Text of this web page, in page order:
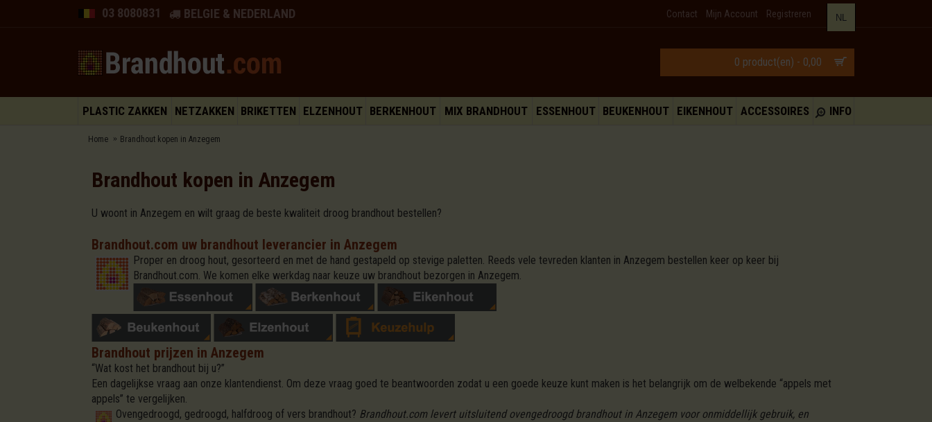
03 8080831 BELGIE & NEDERLAND NL
Contact Mijn Account Registreren
0 product(en) - 0,00
PLASTIC ZAKKEN NETZAKKEN BRIKETTEN ELZENHOUT BERKENHOUT MIX BRANDHOUT ESSENHOUT BEUKENHOUT EIKENHOUT ACCESSOIRES INFO
Home Brandhout kopen in Anzegem
Brandhout kopen in Anzegem
U woont in Anzegem en wilt graag de beste kwaliteit droog brandhout bestellen?
Brandhout.com uw brandhout leverancier in Anzegem
Proper en droog hout, gesorteerd en met de hand gestapeld op stevige paletten. Reeds vele tevreden klanten in Anzegem bestellen keer op keer bij
Brandhout.com. We komen elke werkdag naar keuze uw brandhout bezorgen in Anzegem.
Brandhout prijzen in Anzegem
“Wat kost het brandhout bij u?”
Een dagelijkse vraag aan onze klantendienst. Om deze vraag goed te beantwoorden zodat u een goede keuze kunt maken is het belangrijk om de welbekende “appels met
appels” te vergelijken.
Ovengedroogd, gedroogd, halfdroog of vers brandhout? Brandhout.com levert uitsluitend ovengedroogd brandhout in Anzegem voor onmiddellijk gebruik, en